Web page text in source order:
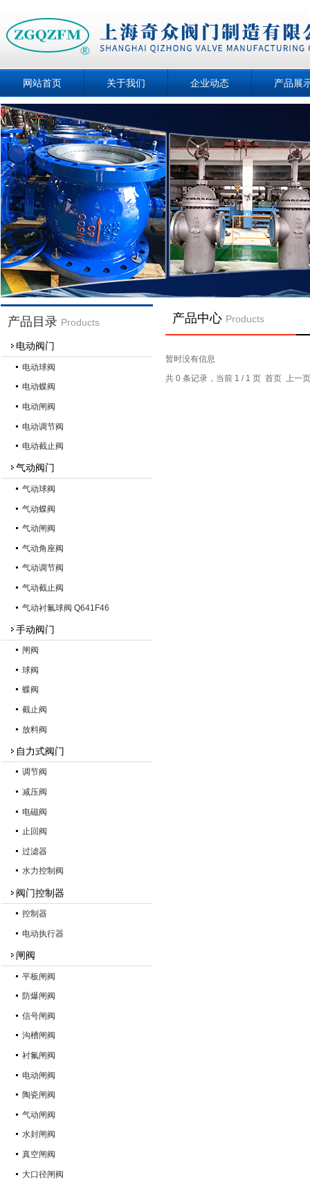
网站首页 关于我们 企业动态 产品展
产品目录 Products
电动阀门
电动球阀
电动蝶阀
电动闸阀
电动调节阀
电动截止阀
气动阀门
气动球阀
气动蝶阀
气动闸阀
气动角座阀
气动调节阀
气动截止阀
气动衬氟球阀 Q641F46
手动阀门
闸阀
球阀
蝶阀
截止阀
放料阀
自力式阀门
调节阀
减压阀
电磁阀
止回阀
过滤器
水力控制阀
阀门控制器
控制器
电动执行器
闸阀
平板闸阀
防爆闸阀
信号闸阀
沟槽闸阀
衬氟闸阀
电动闸阀
陶瓷闸阀
气动闸阀
水封闸阀
真空闸阀
大口径闸阀
产品中心 Products
暂时没有信息
共 0 条记录，当前 1 / 1 页 首页 上一